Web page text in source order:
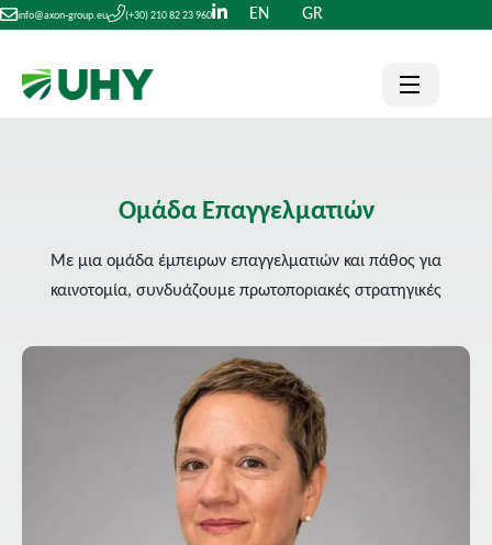
info@axon-group.eu (+30) 210 82 23 960 EN GR
Ομάδα Επαγγελματιών
Με μια ομάδα έμπειρων επαγγελματιών και πάθος για
καινοτομία, συνδυάζουμε πρωτοποριακές στρατηγικές